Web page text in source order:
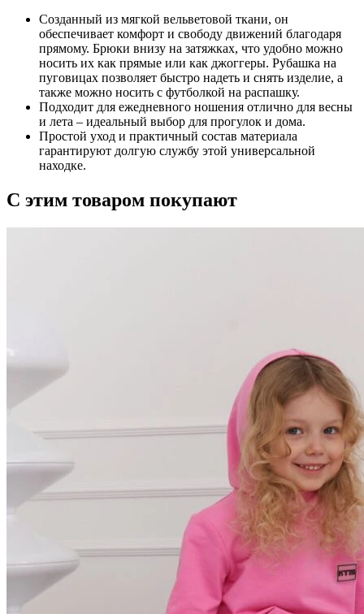
Созданный из мягкой вельветовой ткани, он
обеспечивает комфорт и свободу движений благодаря
прямому. Брюки внизу на затяжках, что удобно можно
носить их как прямые или как джоггеры. Рубашка на
пуговицах позволяет быстро надеть и снять изделие, а
также можно носить с футболкой на распашку.
Подходит для ежедневного ношения отлично для весны
и лета – идеальный выбор для прогулок и дома.
Простой уход и практичный состав материала
гарантируют долгую службу этой универсальной
находке.
С этим товаром покупают